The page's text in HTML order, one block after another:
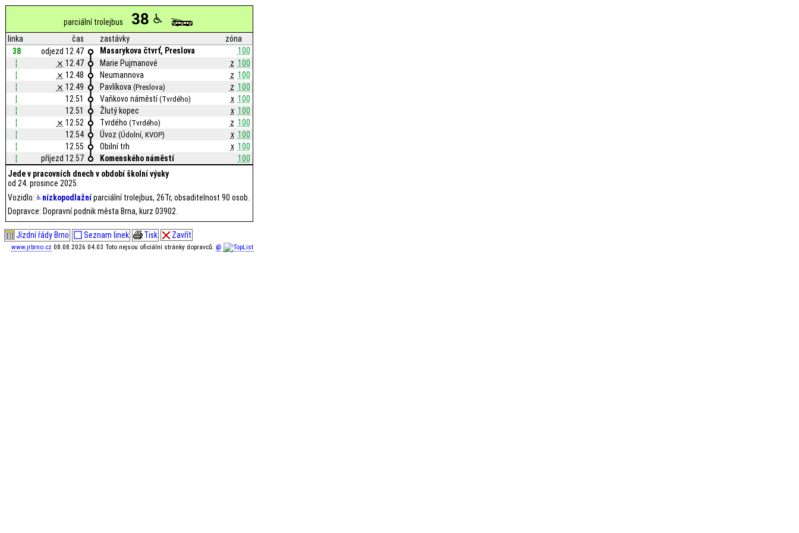
parciální trolejbus 38
linka čas zastávky
zóna
38
odjezd 12.47 Masarykova čtvrť, Preslova
100
¦
⨯ 12.47 Marie Pujmanové z 100
¦
⨯ 12.48 Neumannova z 100
¦
⨯ 12.49 Pavlíkova(Preslova) z 100
¦
12.51 Vaňkovo náměstí(Tvrdého) x 100
¦
12.51 Žlutý kopec x 100
¦
⨯ 12.52 Tvrdého(Tvrdého) z 100
¦
12.54 Úvoz(Údolní, KVOP) x 100
¦
12.55 Obilní trh x 100
¦
příjezd 12.57 Komenského náměstí
100
Jede v pracovních dnech v období školní výuky
od 24. prosince 2025.
Vozidlo: nízkopodlažníparciální trolejbus, 26Tr, obsaditelnost 90 osob.
Dopravce: Dopravní podnik města Brna, kurz 03902.
Jízdní řády Brno Seznam linek Tisk Zavřít
www.jrbrno.cz 08.08.2026 04.03 Toto nejsou oficiální stránky dopravců. @